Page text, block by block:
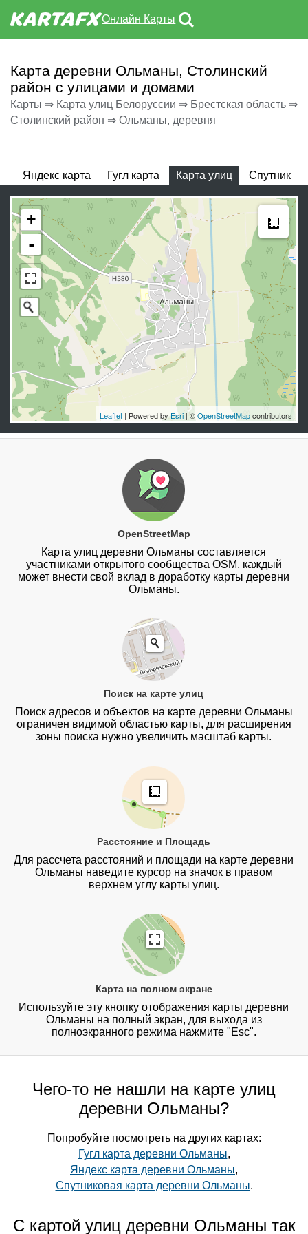
Онлайн Карты
Карта деревни Ольманы, Столинский
район с улицами и домами
Карты ⇒ Карта улиц Белоруссии ⇒ Брестская область ⇒
Столинский район ⇒ Ольманы, деревня
Яндекс карта Гугл карта Карта улиц Спутник
+
-
Leaflet | Powered by Esri | ©OpenStreetMapcontributors
OpenStreetMap
Карта улиц деревни Ольманы составляется
участниками открытого сообщества OSM, каждый
может внести свой вклад в доработку карты деревни
Ольманы.
Поиск на карте улиц
Поиск адресов и объектов на карте деревни Ольманы
ограничен видимой областью карты, для расширения
зоны поиска нужно увеличить масштаб карты.
Расстояние и Площадь
Для рассчета расстояний и площади на карте деревни
Ольманы наведите курсор на значок в правом
верхнем углу карты улиц.
Карта на полном экране
Используйте эту кнопку отображения карты деревни
Ольманы на полный экран, для выхода из
полноэкранного режима нажмите "Esc".
Чего-то не нашли на карте улиц
деревни Ольманы?
Попробуйте посмотреть на других картах:
Гугл карта деревни Ольманы,
Яндекс карта деревни Ольманы,
Спутниковая карта деревни Ольманы.
С картой улиц деревни Ольманы так